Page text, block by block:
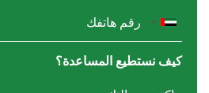
كيف نستطيع المساعدة؟